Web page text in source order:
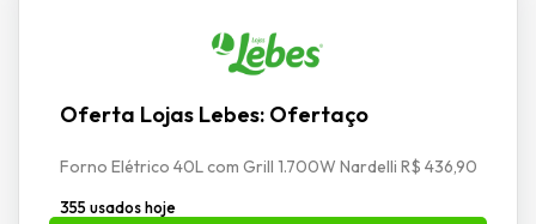
Oferta Lojas Lebes: Ofertaço
Forno Elétrico 40L com Grill 1.700W Nardelli R$ 436,90
355 usados hoje